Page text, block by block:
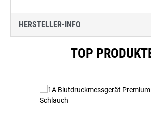
HERSTELLER-INFO
TOP